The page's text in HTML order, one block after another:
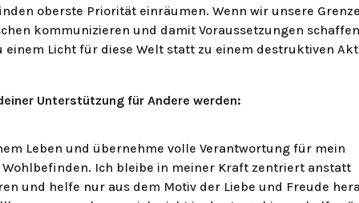
oberste Priorität einräumen. Wenn wir unsere
kommunizieren und damit Voraussetzungen
Licht für diese Welt statt zu einem destruktiven
Unterstützung für Andere werden:
Leben und übernehme volle Verantwortung für mein
Ich bleibe in meiner Kraft zentriert anstatt
und helfe nur aus dem Motiv der Liebe und Freude